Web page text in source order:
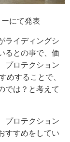
にて発表
ライディングシ
るとの事で、価
プロテクション
めすることで、
では？と考えて
プロテクション
すすめをしてい